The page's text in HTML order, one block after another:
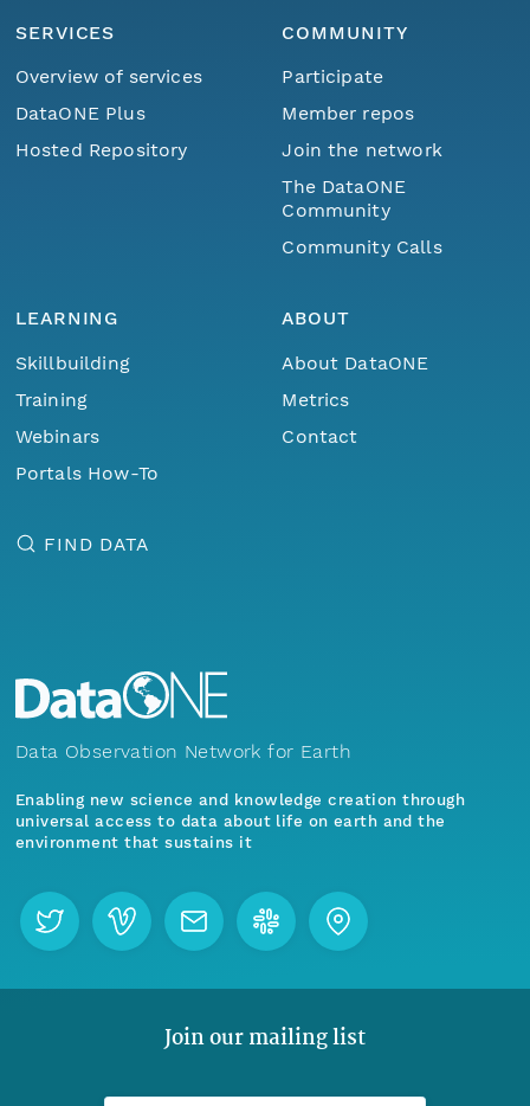
SERVICES
Overview of services
DataONE Plus
Hosted Repository
COMMUNITY
Participate
Member repos
Join the network
The DataONE
Community
Community Calls
LEARNING
Skillbuilding
Training
Webinars
Portals How-To
ABOUT
About DataONE
Metrics
Contact
FIND DATA
Data Observation Network for Earth
Enabling new science and knowledge creation through
universal access to data about life on earth and the
environment that sustains it
Join our mailing list